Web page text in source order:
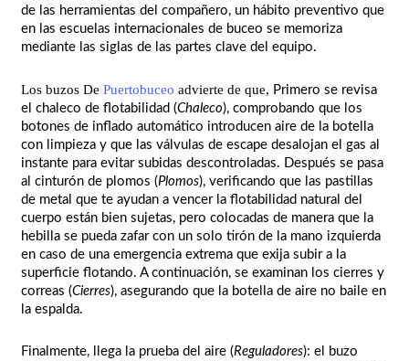
de las herramientas del compañero, un hábito preventivo que
en las escuelas internacionales de buceo se memoriza
mediante las siglas de las partes clave del equipo.
Los buzos DePuertobuceo advierte de que, Primero se revisa
el chaleco de flotabilidad (Chaleco), comprobando que los
botones de inflado automático introducen aire de la botella
con limpieza y que las válvulas de escape desalojan el gas al
instante para evitar subidas descontroladas. Después se pasa
al cinturón de plomos (Plomos), verificando que las pastillas
de metal que te ayudan a vencer la flotabilidad natural del
cuerpo están bien sujetas, pero colocadas de manera que la
hebilla se pueda zafar con un solo tirón de la mano izquierda
en caso de una emergencia extrema que exija subir a la
superficie flotando. A continuación, se examinan los cierres y
correas (Cierres), asegurando que la botella de aire no baile en
la espalda.
Finalmente, llega la prueba del aire (Reguladores): el buzo